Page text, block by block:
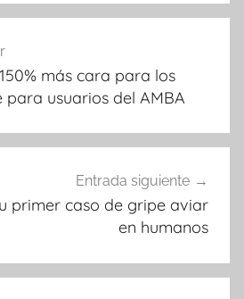
más cara para los
para usuarios del AMBA
Entrada siguiente
primer caso de gripe aviar
en humanos